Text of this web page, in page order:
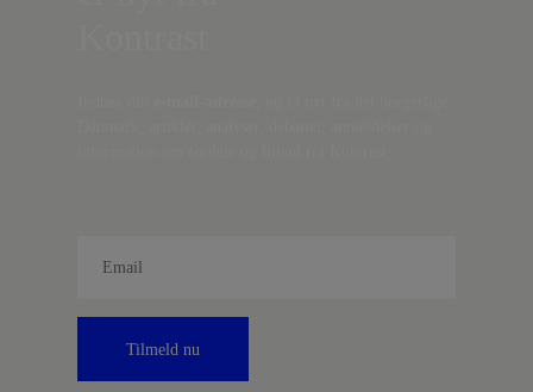
Tilmeld nu